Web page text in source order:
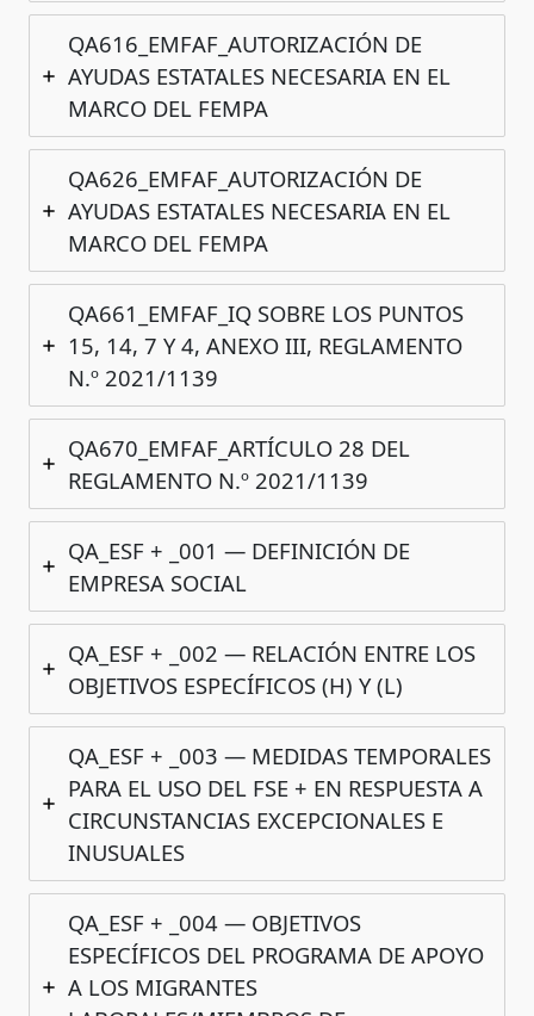
QA616_EMFAF_AUTORIZACIÓN DE
AYUDAS ESTATALES NECESARIA EN EL
MARCO DEL FEMPA
QA626_EMFAF_AUTORIZACIÓN DE
AYUDAS ESTATALES NECESARIA EN EL
MARCO DEL FEMPA
QA661_EMFAF_IQ SOBRE LOS PUNTOS
15, 14, 7 Y 4, ANEXO III, REGLAMENTO
N.º 2021/1139
QA670_EMFAF_ARTÍCULO 28 DEL
REGLAMENTO N.º 2021/1139
QA_ESF + _001 — DEFINICIÓN DE
EMPRESA SOCIAL
QA_ESF + _002 — RELACIÓN ENTRE LOS
OBJETIVOS ESPECÍFICOS (H) Y (L)
QA_ESF + _003 — MEDIDAS TEMPORALES
PARA EL USO DEL FSE + EN RESPUESTA A
CIRCUNSTANCIAS EXCEPCIONALES E
INUSUALES
QA_ESF + _004 — OBJETIVOS
ESPECÍFICOS DEL PROGRAMA DE APOYO
A LOS MIGRANTES